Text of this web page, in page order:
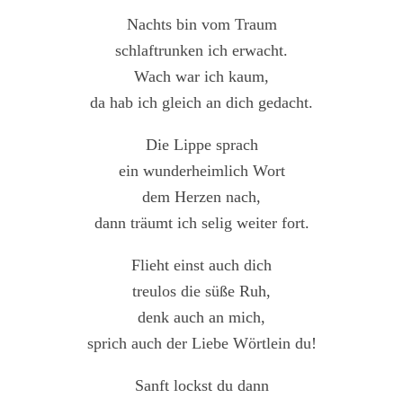
Nachts bin vom Traum
schlaftrunken ich erwacht.
Wach war ich kaum,
da hab ich gleich an dich gedacht.
Die Lippe sprach
ein wunderheimlich Wort
dem Herzen nach,
dann träumt ich selig weiter fort.
Flieht einst auch dich
treulos die süße Ruh,
denk auch an mich,
sprich auch der Liebe Wörtlein du!
Sanft lockst du dann